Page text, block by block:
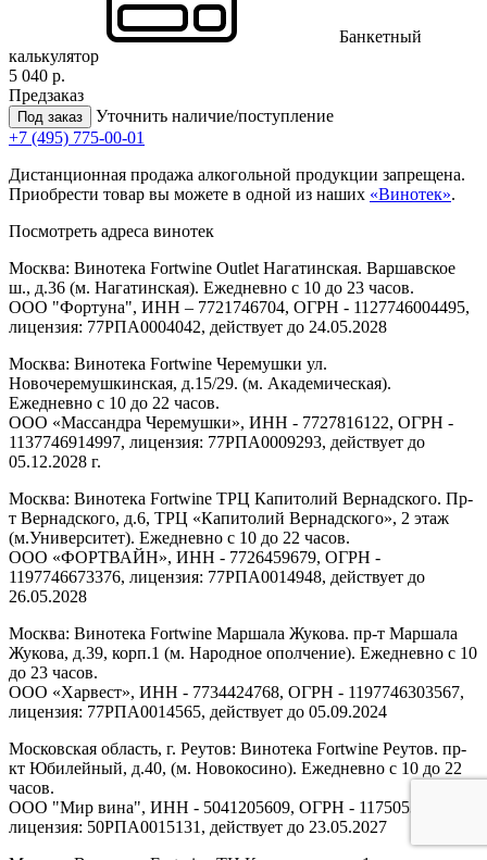
Банкетный
калькулятор
5 040 р.
Предзаказ
Под заказ
Уточнить наличие/поступление
+7 (495) 775-00-01
Дистанционная продажа алкогольной продукции запрещена.
Приобрести товар вы можете в одной из наших «Винотек».
Посмотреть адреса винотек
Москва: Винотека Fortwine Outlet Нагатинская. Варшавское
ш., д.36 (м. Нагатинская). Ежедневно с 10 до 23 часов.
ООО "Фортуна", ИНН – 7721746704, ОГРН - 1127746004495,
лицензия: 77РПА0004042, действует до 24.05.2028
Москва: Винотека Fortwine Черемушки ул.
Новочеремушкинская, д.15/29. (м. Академическая).
Ежедневно с 10 до 22 часов.
ООО «Массандра Черемушки», ИНН - 7727816122, ОГРН -
1137746914997, лицензия: 77РПА0009293, действует до
05.12.2028 г.
Москва: Винотека Fortwine ТРЦ Капитолий Вернадского. Пр-
т Вернадского, д.6, ТРЦ «Капитолий Вернадского», 2 этаж
(м.Университет). Ежедневно с 10 до 22 часов.
ООО «ФОРТВАЙН», ИНН - 7726459679, ОГРН -
1197746673376, лицензия: 77РПА0014948, действует до
26.05.2028
Москва: Винотека Fortwine Маршала Жукова. пр-т Маршала
Жукова, д.39, корп.1 (м. Народное ополчение). Ежедневно с 10
до 23 часов.
ООО «Харвест», ИНН - 7734424768, ОГРН - 1197746303567,
лицензия: 77РПА0014565, действует до 05.09.2024
Московская область, г. Реутов: Винотека Fortwine Реутов. пр-
кт Юбилейный, д.40, (м. Новокосино). Ежедневно с 10 до 22
часов.
ООО "Мир вина", ИНН - 5041205609, ОГРН - 1175053005313,
лицензия: 50РПА0015131, действует до 23.05.2027